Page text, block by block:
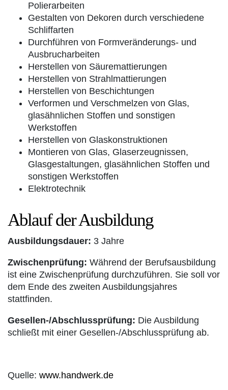
Polierarbeiten
Gestalten von Dekoren durch verschiedene
Schliffarten
Durchführen von Formveränderungs- und
Ausbrucharbeiten
Herstellen von Säuremattierungen
Herstellen von Strahlmattierungen
Herstellen von Beschichtungen
Verformen und Verschmelzen von Glas,
glasähnlichen Stoffen und sonstigen
Werkstoffen
Herstellen von Glaskonstruktionen
Montieren von Glas, Glaserzeugnissen,
Glasgestaltungen, glasähnlichen Stoffen und
sonstigen Werkstoffen
Elektrotechnik
Ablauf der Ausbildung
Ausbildungsdauer: 3 Jahre
Zwischenprüfung: Während der Berufsausbildung
ist eine Zwischenprüfung durchzuführen. Sie soll vor
dem Ende des zweiten Ausbildungsjahres
stattfinden.
Gesellen-/Abschlussprüfung: Die Ausbildung
schließt mit einer Gesellen-/Abschlussprüfung ab.
Quelle: www.handwerk.de